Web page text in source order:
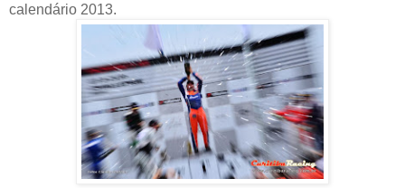
calendário 2013.